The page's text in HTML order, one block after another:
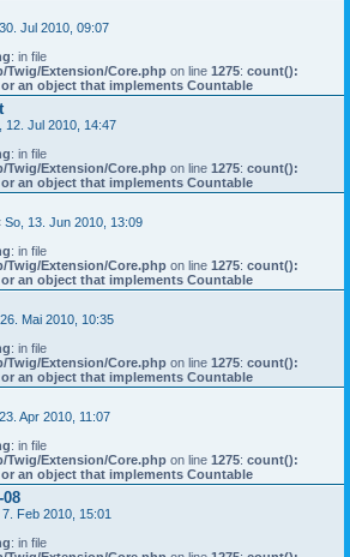
Jul 2010, 09:07
: in file
Extension/Core.php on line 1275: count():
an object that implements Countable
12. Jul 2010, 14:47
: in file
Extension/Core.php on line 1275: count():
an object that implements Countable
So, 13. Jun 2010, 13:09
: in file
Extension/Core.php on line 1275: count():
an object that implements Countable
Mai 2010, 10:35
: in file
Extension/Core.php on line 1275: count():
an object that implements Countable
Apr 2010, 11:07
: in file
Extension/Core.php on line 1275: count():
an object that implements Countable
7. Feb 2010, 15:01
: in file